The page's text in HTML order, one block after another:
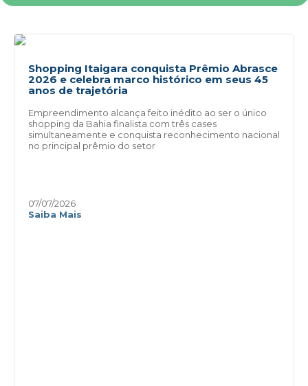
Shopping Itaigara conquista Prêmio Abrasce
2026 e celebra marco histórico em seus 45
anos de trajetória
Empreendimento alcança feito inédito ao ser o único
shopping da Bahia finalista com três cases
simultaneamente e conquista reconhecimento nacional
no principal prêmio do setor
07/07/2026
Saiba Mais